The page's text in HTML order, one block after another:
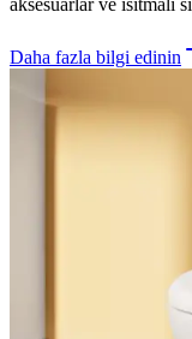
aksesuarlar ve ısıtmalı
Daha fazla bilgi edinin